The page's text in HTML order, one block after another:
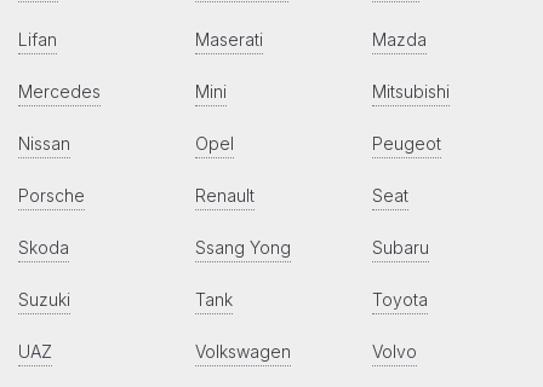
Lifan Maserati Mazda
Mercedes Mini Mitsubishi
Nissan Opel Peugeot
Porsche Renault Seat
Skoda Ssang Yong Subaru
Suzuki Tank Toyota
UAZ Volkswagen Volvo